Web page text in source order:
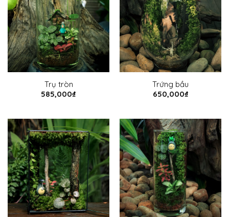
Trụ tròn
585,000₫
Trứng bầu
650,000₫